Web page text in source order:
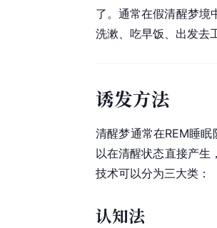
了。通常在假清醒梦境
洗漱、吃早饭、出发
诱发方法
清醒梦通常在REM睡
以在清醒状态直接产
技术可以分为三大类：
认知法